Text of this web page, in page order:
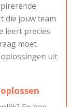
die jouw team
leert precies
moet
uit